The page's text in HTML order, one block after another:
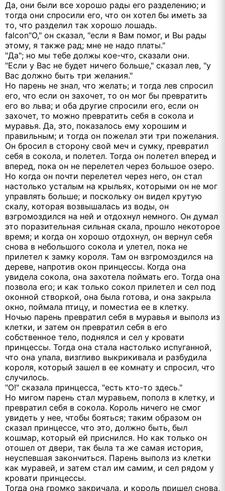
Да, они были все хорошо рады его разделению; и
тогда они спросили его, что он хотел бы иметь за
то, что разделил так хорошо лошадь.
falcon"О," он сказал, "если я Вам помог, и Вы рады
этому, я также рад; мне не надо платы."
"Да"; но мы тебе должы кое-что, сказали они.
"Если у Вас не будет ничего больше," сказал лев, "у
Вас должно быть три желания."
Но парень не знал, что желать; и тогда лев спросил
его, что если он захочет, то он мог бы превратить
его во льва; и оба другие спросили его, если он
захочет, то можно превратить себя в сокола и
муравья. Да, это, показалось ему хорошим и
правильным; и тогда он пожелал эти три пожелания.
Он бросил в сторону свой меч и сумку, превратил
себя в сокола, и полетел. Тогда он полетел вперед и
вперед, пока он не перелетел через большое озеро.
Но когда он почти перелетел через него, он стал
настолько усталым на крыльях, которыми он не мог
управлять больше; и поскольку он видел крутую
скалу, которая возвышалась из воды, он
взгромоздился на ней и отдохнул немного. Он думал
это поразительная сильная скала, прошло некоторое
время; и когда он хорошо отдохнул, он вернул себя
снова в небольшого сокола и улетел, пока не
прилетел к замку короля. Там он взгромоздился на
дереве, напротив окон принцессы. Когда она
увидела сокола, она захотела поймать его. Тогда она
позвола его; и как только сокол прилетел и сел под
оконной створкой, она была готова, и она закрыла
окно, поймала птицу, и поместиа ее в клетку.
Ночью парень превратил себя в муравья и выполз из
клетки, и затем он превратил себя в его
собственное тело, поднялся и сел у кровати
принцессы. Тогда она стала настолько испуганной,
что она упала, визгливо выкрикивала и разбудила
короля, который зашел в ее комнату и спросил, что
случилось.
"О!" сказала принцесса, "есть кто-то здесь."
Но мигом парень стал муравьем, пополз в клетку, и
превратил себя в сокола. Король ничего не смог
увидеть у нее, чтобы бояться; таким образом он
сказал принцессе, что это, должно быть, был
кошмар, который ей приснился. Но как только он
отошел от двери, так была та же самая история,
неуспевшая закончиться. Парень выполз из клетки
как муравей, и затем стал им самим, и сел рядом у
кровати принцессы.
Тогда она громко закричала, и король пришел снова,